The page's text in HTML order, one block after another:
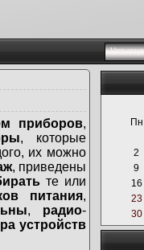
приборов,
, которые
их можно
, приведены
те или
питания,
, радио-
устройств
Пн
2
9
16
23
30